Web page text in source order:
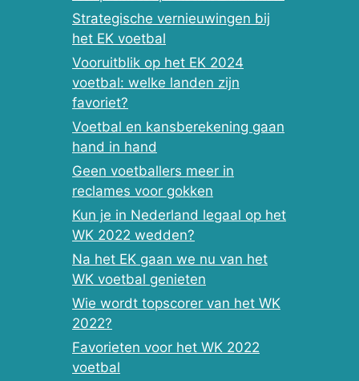
Strategische vernieuwingen bij
het EK voetbal
Vooruitblik op het EK 2024
voetbal: welke landen zijn
favoriet?
Voetbal en kansberekening gaan
hand in hand
Geen voetballers meer in
reclames voor gokken
Kun je in Nederland legaal op het
WK 2022 wedden?
Na het EK gaan we nu van het
WK voetbal genieten
Wie wordt topscorer van het WK
2022?
Favorieten voor het WK 2022
voetbal